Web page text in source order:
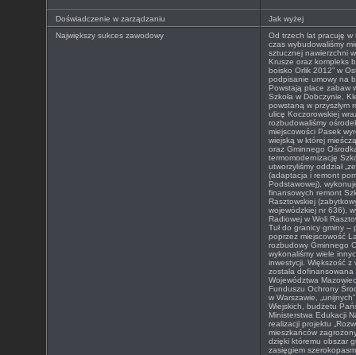
Doświadczenie w zarządzaniu
Jak wyżej
Największy sukces zawodowy
Od trzech lat pracuję w
czas wybudowaliśmy
sztucznej nawierzchni
Krusze oraz kompleks
boisko Orlik 2012” w
podpisanie umowy na
Powstają place zabaw
Szkoła w Dobczynie,
powstaną w przyszłym
ulicę Koczorowskiej
rozbudowaliśmy
miejscowości Pasek
wiejską w której
oraz Gminnego
termomodernizację
utworzyliśmy oddział
(adaptacja i remont
Podstawowej),
finansowych remont
Rasztowskiej
wojewódzkiej nr 636),
Radiowej w Woli
Tuł do granicy gminy –
poprzez miejscowość
rozbudowy Gminnego
wykonaliśmy wiele
inwestycji. Większość z
została
Województwa
Funduszu Ochrony
w Warszawie,
Wiejskich, budżetu
Ministerstwa Edukacji
realizacji projektu
mieszkańców
dzięki któremu obszar
zasięgiem